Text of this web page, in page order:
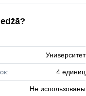
Университет
4 единиц
Не использованы